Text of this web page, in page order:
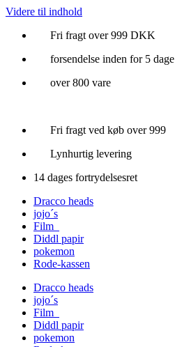
Videre til indhold
Fri fragt over 999 DKK
forsendelse inden for 5 dage
over 800 vare
Fri fragt ved køb over 999
Lynhurtig levering
14 dages fortrydelsesret
Dracco heads
jojo´s
Film
Diddl papir
pokemon
Rode-kassen
Dracco heads
jojo´s
Film
Diddl papir
pokemon